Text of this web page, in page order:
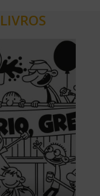
LIVROS